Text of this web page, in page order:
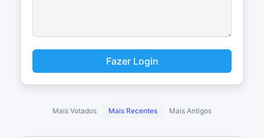
Fazer Login
Mais Votados Mais Recentes Mais Antigos